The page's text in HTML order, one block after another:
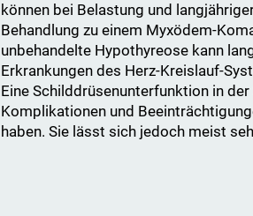
können bei Belastung und
Behandlung zu einem Myxödem-
unbehandelte Hypothyreose kann
Erkrankungen des Herz-Kreislauf-
Eine Schilddrüsenunterfunktion in
Komplikationen und
haben. Sie lässt sich jedoch meist